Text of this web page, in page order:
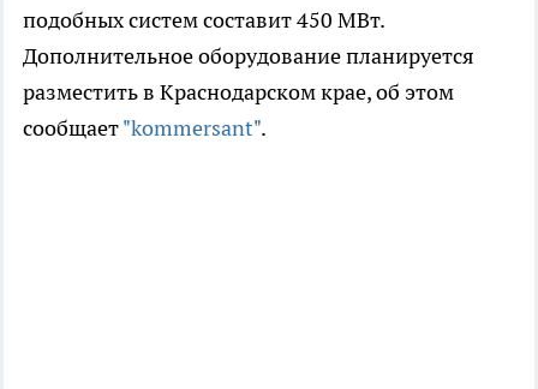
подобных систем составит 450 МВт.
Дополнительное оборудование планируется
разместить в Краснодарском крае, об этом
сообщает"kommersant".